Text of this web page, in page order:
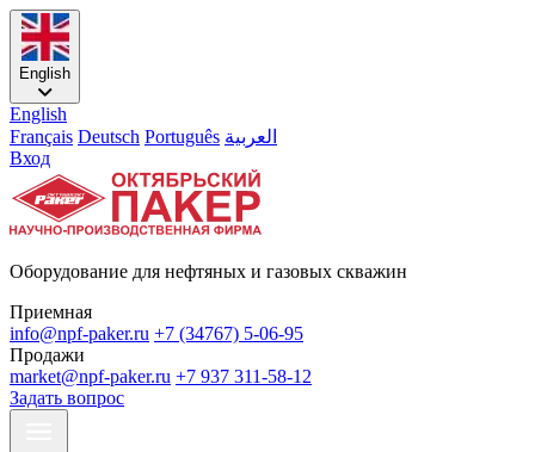
English
English
Français Deutsch Português العربية
Вход
Оборудование для нефтяных и газовых скважин
Приемная
info@npf-paker.ru +7 (34767) 5-06-95
Продажи
market@npf-paker.ru +7 937 311-58-12
Задать вопрос